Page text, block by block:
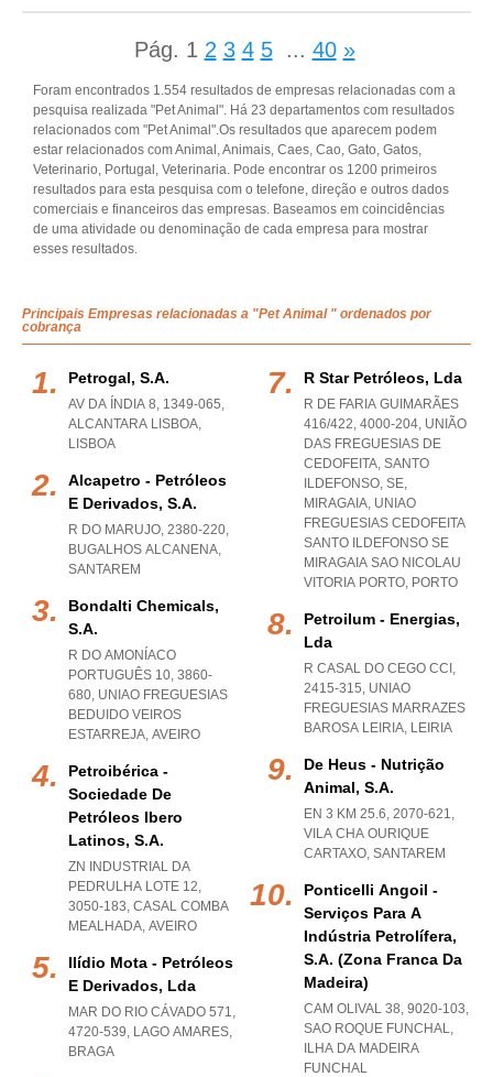
Pág. 1 2 3 4 5 ... 40 »
Foram encontrados 1.554 resultados de empresas relacionadas com a
pesquisa realizada "Pet Animal". Há 23 departamentos com resultados
relacionados com "Pet Animal".Os resultados que aparecem podem
estar relacionados com Animal, Animais, Caes, Cao, Gato, Gatos,
Veterinario, Portugal, Veterinaria. Pode encontrar os 1200 primeiros
resultados para esta pesquisa com o telefone, direção e outros dados
comerciais e financeiros das empresas. Baseamos em coincidências
de uma atividade ou denominação de cada empresa para mostrar
esses resultados.
Principais Empresas relacionadas a "Pet Animal " ordenados por
cobrança
Petrogal, S.a.
AV DA ÍNDIA 8, 1349-065,
ALCANTARA LISBOA,
LISBOA
Alcapetro - Petróleos
E Derivados, S.a.
R DO MARUJO, 2380-220,
BUGALHOS ALCANENA,
SANTAREM
Bondalti Chemicals,
S.a.
R DO AMONÍACO
PORTUGUÊS 10, 3860-
680, UNIAO FREGUESIAS
BEDUIDO VEIROS
ESTARREJA, AVEIRO
Petroibérica -
Sociedade De
Petróleos Ibero
Latinos, S.a.
ZN INDUSTRIAL DA
PEDRULHA LOTE 12,
3050-183, CASAL COMBA
MEALHADA, AVEIRO
Ilídio Mota - Petróleos
E Derivados, Lda
MAR DO RIO CÁVADO 571,
4720-539, LAGO AMARES,
BRAGA
R Star Petróleos, Lda
R DE FARIA GUIMARÃES
416/422, 4000-204, UNIÃO
DAS FREGUESIAS DE
CEDOFEITA, SANTO
ILDEFONSO, SE,
MIRAGAIA, UNIAO
FREGUESIAS CEDOFEITA
SANTO ILDEFONSO SE
MIRAGAIA SAO NICOLAU
VITORIA PORTO, PORTO
Petroilum - Energias,
Lda
R CASAL DO CEGO CCI,
2415-315, UNIAO
FREGUESIAS MARRAZES
BAROSA LEIRIA, LEIRIA
De Heus - Nutrição
Animal, S.a.
EN 3 KM 25.6, 2070-621,
VILA CHA OURIQUE
CARTAXO, SANTAREM
Ponticelli Angoil -
Serviços Para A
Indústria Petrolífera,
S.a. (zona Franca Da
Madeira)
CAM OLIVAL 38, 9020-103,
SAO ROQUE FUNCHAL,
ILHA DA MADEIRA
FUNCHAL